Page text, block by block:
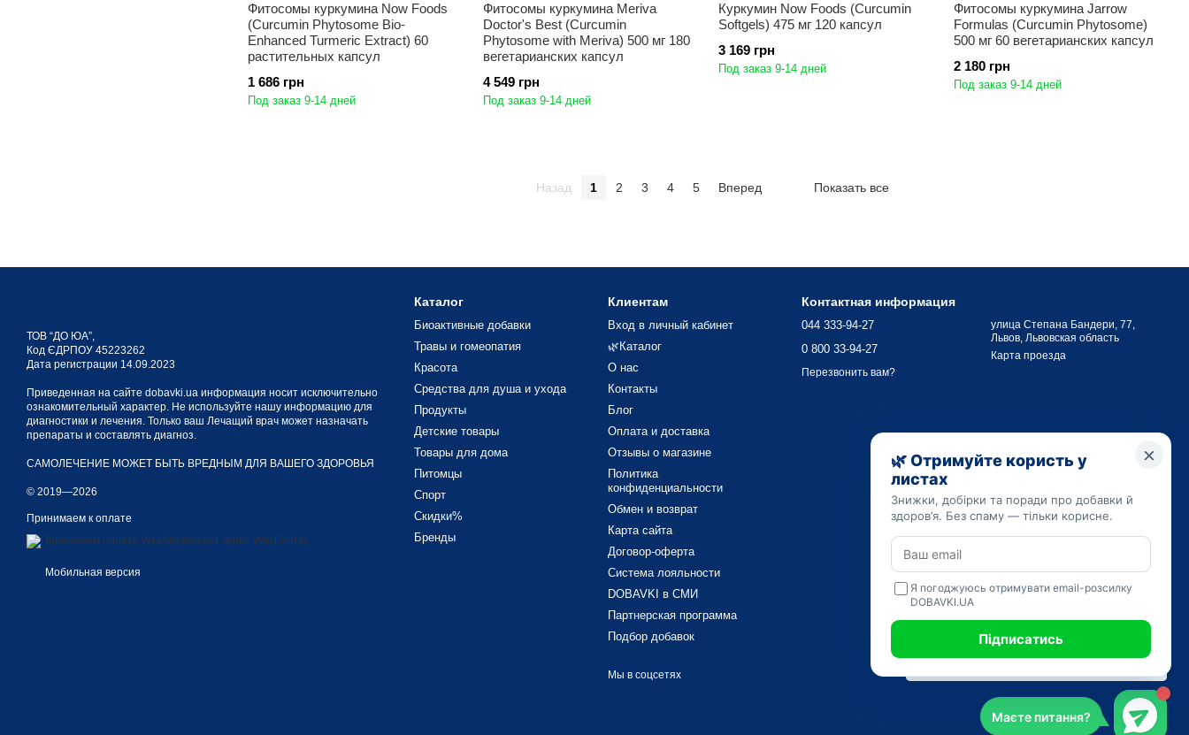
Фитосомы куркумина Now Foods
(Curcumin Phytosome Bio-
Enhanced Turmeric Extract) 60
растительных капсул
1 686 грн
Под заказ 9-14 дней
Фитосомы куркумина Meriva
Doctor's Best (Curcumin
Phytosome with Meriva) 500 мг 180
вегетарианских капсул
4 549 грн
Под заказ 9-14 дней
Куркумин Now Foods (Curcumin
Softgels) 475 мг 120 капсул
3 169 грн
Под заказ 9-14 дней
Фитосомы куркумина Jarrow
Formulas (Curcumin Phytosome)
500 мг 60 вегетарианских капсул
2 180 грн
Под заказ 9-14 дней
Назад 1 2 3 4 5 Вперед Показать все
ТОВ “ДО ЮА”,
Код ЄДРПОУ 45223262
Дата регистрации 14.09.2023
Приведенная на сайте dobavki.ua информация носит исключительно
ознакомительный характер. Не используйте нашу информацию для
диагностики и лечения. Только ваш Лечащий врач может назначать
препараты и составлять диагноз.
САМОЛЕЧЕНИЕ МОЖЕТ БЫТЬ ВРЕДНЫМ ДЛЯ ВАШЕГО ЗДОРОВЬЯ
© 2019—2026
Принимаем к оплате
Мобильная версия
Каталог
Биоактивные добавки
Травы и гомеопатия
Красота
Средства для душа и ухода
Продукты
Детские товары
Товары для дома
Питомцы
Спорт
Скидки%
Бренды
Клиентам
Вход в личный кабинет
🌿Каталог
О нас
Контакты
Блог
Оплата и доставка
Отзывы о магазине
Политика
конфиденциальности
Обмен и возврат
Карта сайта
Договор-оферта
Система лояльности
DOBAVKI в СМИ
Партнерская программа
Подбор добавок
Мы в соцсетях
Контактная информация
044 333-94-27
0 800 33-94-27
Перезвонить вам?
улица Степана Бандери, 77,
Львов, Львовская область
Карта проезда